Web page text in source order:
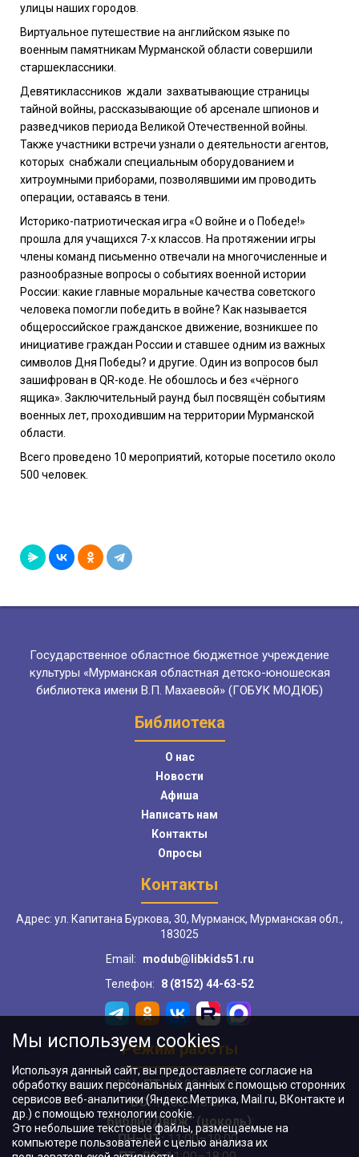
улицы наших городов.
Виртуальное путешествие на английском языке по
военным памятникам Мурманской области совершили
старшеклассники.
Девятиклассников ждали захватывающие страницы
тайной войны, рассказывающие об арсенале шпионов и
разведчиков периода Великой Отечественной войны.
Также участники встречи узнали о деятельности агентов,
которых снабжали специальным оборудованием и
хитроумными приборами, позволявшими им проводить
операции, оставаясь в тени.
Историко-патриотическая игра «О войне и о Победе!»
прошла для учащихся 7-х классов. На протяжении игры
члены команд письменно отвечали на многочисленные и
разнообразные вопросы о событиях военной истории
России: какие главные моральные качества советского
человека помогли победить в войне? Как называется
общероссийское гражданское движение, возникшее по
инициативе граждан России и ставшее одним из важных
символов Дня Победы? и другие. Один из вопросов был
зашифрован в QR-коде. Не обошлось и без «чёрного
ящика». Заключительный раунд был посвящён событиям
военных лет, проходившим на территории Мурманской
области.
Всего проведено 10 мероприятий, которые посетило около
500 человек.
Государственное областное бюджетное учреждение
культуры «Мурманская областная детско-юношеская
библиотека имени В.П. Махаевой» (ГОБУК МОДЮБ)
Библиотека
О нас
Новости
Афиша
Написать нам
Контакты
Опросы
Контакты
Адрес: ул. Капитана Буркова, 30, Мурманск, Мурманская обл.,
183025
Email:
modub@libkids51.ru
Телефон:
8 (8152) 44-63-52
Режим работы
ПН–ПТ:10:00–18:00
ВС:11:00–18:00
"БиблиоДвиж" (цоколь):
ПН–ЧТ:11:00–19:00
Мы используем cookies
Используя данный сайт, вы предоставляете согласие на
обработку ваших персональных данных с помощью сторонних
сервисов веб-аналитики (Яндекс.Метрика, Mail.ru, ВКонтакте и
др.) с помощью технологии cookie.
Это небольшие текстовые файлы, размещаемые на
компьютере пользователей с целью анализа их